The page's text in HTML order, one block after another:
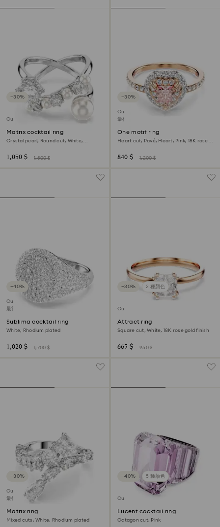
−30%
Outlet
Matrix cocktail ring
Crystal pearl, Round cut, White,
1,050 $ 1,500 $
−30%
Outlet
最後機會購買
One motif ring
Heart cut, Pavé, Heart, Pink, 18K rose
840 $ 1,200 $
−40%
Outlet
最後機會購買
Sublima cocktail ring
White, Rhodium plated
1,020 $ 1,700 $
−30% 2 種顏色
Outlet
Attract ring
Square cut, White, 18K rose gold finish
665 $ 950 $
−30%
Outlet
最後機會購買
Matrix ring
Mixed cuts, White, Rhodium plated
−40% 5 種顏色
Outlet
Lucent cocktail ring
Octagon cut, Pink